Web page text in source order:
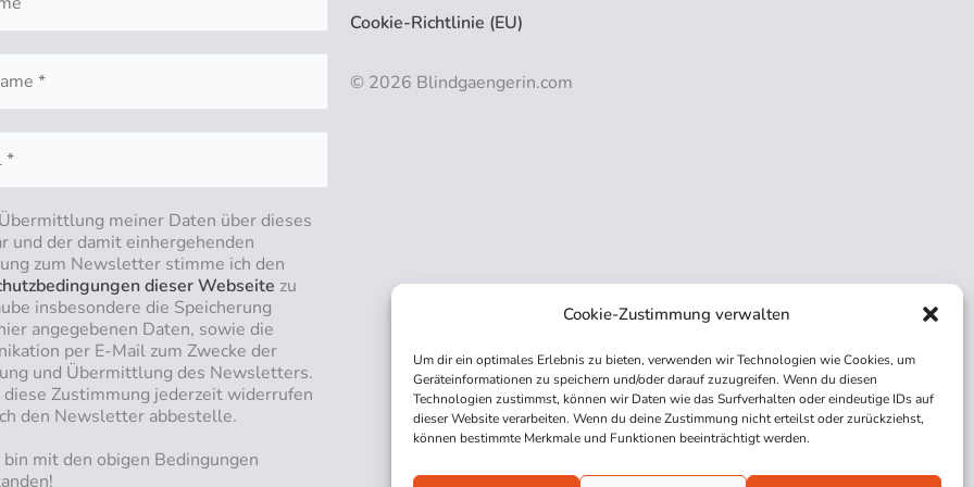
Cookie-Zustimmung verwalten
Um dir ein optimales Erlebnis zu bieten, verwenden wir Technologien wie Cookies, um
Geräteinformationen zu speichern und/oder darauf zuzugreifen. Wenn du diesen
Technologien zustimmst, können wir Daten wie das Surfverhalten oder eindeutige IDs auf
dieser Website verarbeiten. Wenn du deine Zustimmung nicht erteilst oder zurückziehst,
können bestimmte Merkmale und Funktionen beeinträchtigt werden.
meiner Daten über dieses
und der damit einhergehenden
zum Newsletter stimme ich den
dieser Webseite zu
insbesondere die Speicherung
angegebenen Daten, sowie die
per E-Mail zum Zwecke der
und Übermittlung des Newsletters.
diese Zustimmung jederzeit widerrufen
den Newsletter abbestelle.
bin mit den obigen Bedingungen
Cookie-Richtlinie (EU)
© 2026 Blindgaengerin.com